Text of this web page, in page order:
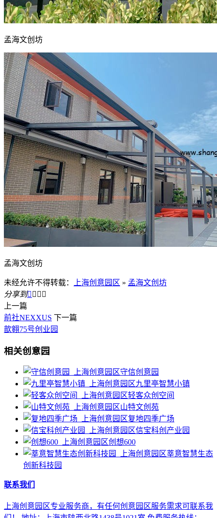
孟海文创坊
孟海文创坊
未经允许不得转载： 上海创意园区 » 孟海文创坊
分享到   
上一篇
前社NEXXUS 下一篇
歆翱75号创业园
相关创意园
守信创意园
九里亭智慧小镇
轻客众创空间
山特文创苑
复地四季广场
信宝科创产业园
创想600
莘意智慧生态
创新科技园
联系我们
上海创意园区专业服务商，有任何创意园区服务需求可联系我